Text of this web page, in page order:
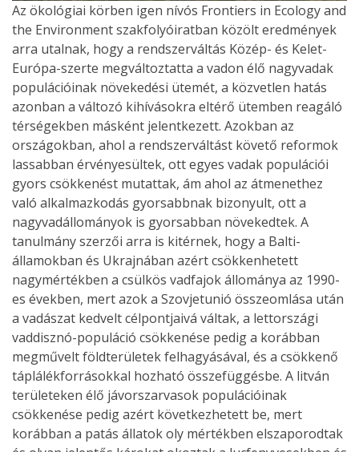
Az ökológiai körben igen nívós Frontiers in Ecology and
the Environment szakfolyóiratban közölt eredmények
arra utalnak, hogy a rendszerváltás Közép- és Kelet-
Európa-szerte megváltoztatta a vadon élő nagyvadak
populációinak növekedési ütemét, a közvetlen hatás
azonban a változó kihívásokra eltérő ütemben reagáló
térségekben másként jelentkezett. Azokban az
országokban, ahol a rendszerváltást követő reformok
lassabban érvényesültek, ott egyes vadak populációi
gyors csökkenést mutattak, ám ahol az átmenethez
való alkalmazkodás gyorsabbnak bizonyult, ott a
nagyvadállományok is gyorsabban növekedtek. A
tanulmány szerzői arra is kitérnek, hogy a Balti-
államokban és Ukrajnában azért csökkenhetett
nagymértékben a csülkös vadfajok állománya az 1990-
es években, mert azok a Szovjetunió összeomlása után
a vadászat kedvelt célpontjaivá váltak, a lettországi
vaddisznó-populáció csökkenése pedig a korábban
megművelt földterületek felhagyásával, és a csökkenő
táplálékforrásokkal hozható összefüggésbe. A litván
területeken élő jávorszarvasok populációinak
csökkenése pedig azért következhetett be, mert
korábban a patás állatok oly mértékben elszaporodtak